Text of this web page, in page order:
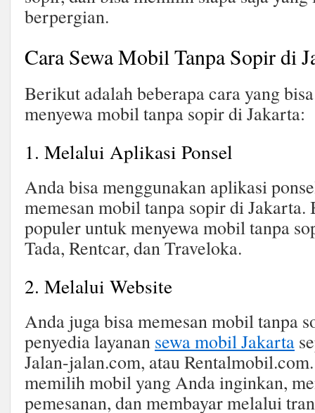
berpergian.
Cara Sewa Mobil Tanpa Sopir di
Berikut adalah beberapa cara yang
menyewa mobil tanpa sopir di Jakarta:
1. Melalui Aplikasi Ponsel
Anda bisa menggunakan aplikasi
memesan mobil tanpa sopir di Jakarta.
populer untuk menyewa mobil tanpa
Tada, Rentcar, dan Traveloka.
2. Melalui Website
Anda juga bisa memesan mobil tanpa
penyedia layanan sewa mobil Jakarta
Jalan-jalan.com, atau
memilih mobil yang Anda inginkan,
pemesanan, dan membayar melalui